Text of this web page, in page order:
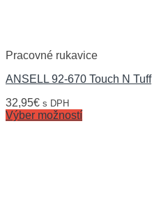
Pracovné rukavice
ANSELL 92-670 Touch N Tuff
32,95€ s DPH
Výber možností